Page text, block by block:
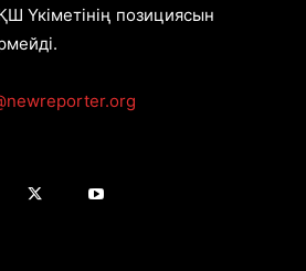
Үкіметінің позициясын